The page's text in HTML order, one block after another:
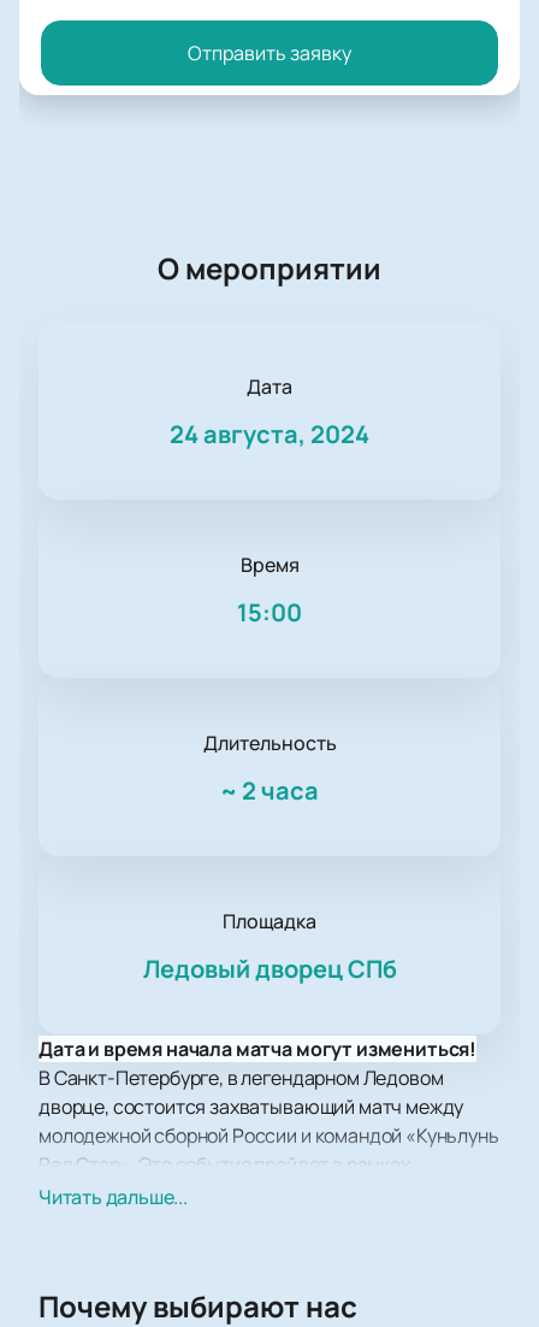
Отправить заявку
О мероприятии
Дата
24 августа, 2024
Время
15:00
Длительность
~ 2 часа
Площадка
Ледовый дворец СПб
Дата и время начала матча могут измениться!
В Санкт-Петербурге, в легендарном Ледовом
дворце, состоится захватывающий матч между
молодежной сборной России и командой «Куньлунь
Ред Стар». Это событие пройдет в рамках
престижного Турнира имени Николая Пучкова,
спортивная арена, это место, где рождаются
Читать дальше...
Почему выбирают нас